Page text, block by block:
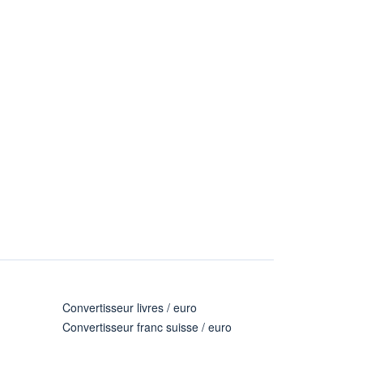
Convertisseur livres / euro
Convertisseur franc suisse / euro